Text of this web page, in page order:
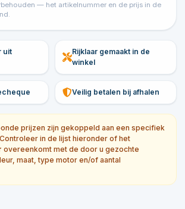
— het artikelnummer en de prijs in de
uit
Rijklaar gemaakt in de
winkel
Veilig betalen bij afhalen
prijzen zijn gekoppeld aan een specifiek
in de lijst hieronder of het
overeenkomt met de door u gezochte
maat, type motor en/of aantal